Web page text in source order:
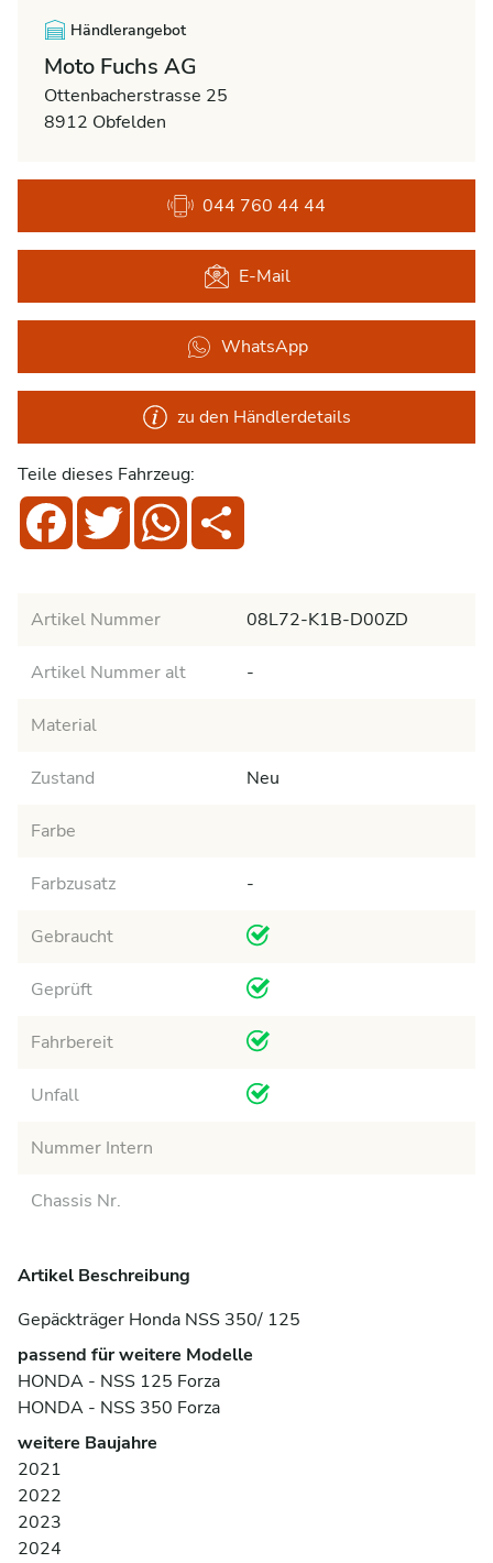
Händlerangebot
Moto Fuchs AG
Ottenbacherstrasse 25
8912 Obfelden
044 760 44 44
E-Mail
WhatsApp
zu den Händlerdetails
Teile dieses Fahrzeug:
FacebookTwitterWhatsApp
Artikel Nummer 08L72-K1B-D00ZD
Artikel Nummer alt -
Material
Zustand Neu
Farbe
Farbzusatz -
Gebraucht
Geprüft
Fahrbereit
Unfall
Nummer Intern
Chassis Nr.
Artikel Beschreibung
Gepäckträger Honda NSS 350/ 125
passend für weitere Modelle
HONDA - NSS 125 Forza
HONDA - NSS 350 Forza
weitere Baujahre
2021
2022
2023
2024